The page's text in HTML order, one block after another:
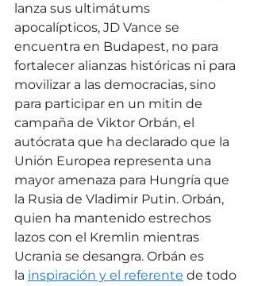
lanza sus ultimátums
apocalípticos, JD Vance se
encuentra en Budapest, no para
fortalecer alianzas históricas ni para
movilizar a las democracias, sino
para participar en un mitin de
campaña de Viktor Orbán, el
autócrata que ha declarado que la
Unión Europea representa una
mayor amenaza para Hungría que
la Rusia de Vladimir Putin. Orbán,
quien ha mantenido estrechos
lazos con el Kremlin mientras
Ucrania se desangra. Orbán es
la inspiración y el referente de todo